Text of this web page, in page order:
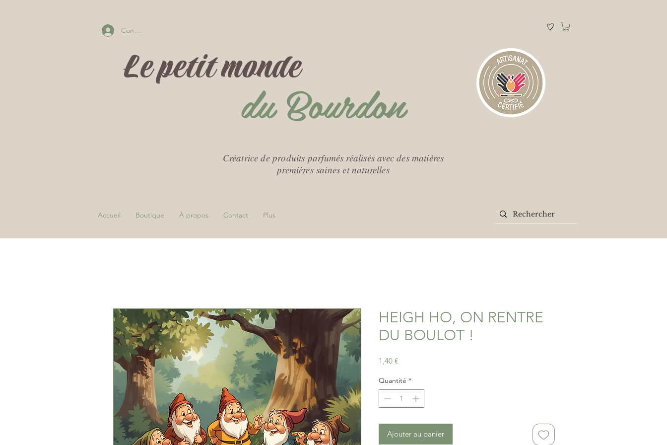
Le petit monde
du Bourdon
Connectez-vous
Créatrice de produits parfumés réalisés avec des matières
premières saines et naturelles
Accueil Boutique À propos Contact Plus
HEIGH HO, ON RENTRE
DU BOULOT !
1,40 €Prix
Quantité *
Ajouter au panier